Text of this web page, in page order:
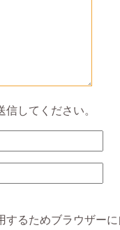
してください。
するためブラウザーに